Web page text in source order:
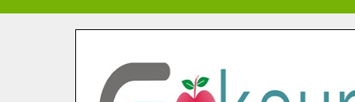
İlçe Jandarma Komutanı Karakaya’dan